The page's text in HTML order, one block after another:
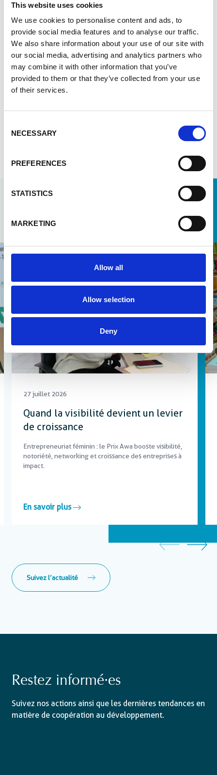
This website uses cookies
We use cookies to personalise content and ads, to
provide social media features and to analyse our traffic.
We also share information about your use of our site with
our social media, advertising and analytics partners who
may combine it with other information that you’ve
provided to them or that they’ve collected from your use
of their services.
Selection
NECESSARY
PREFERENCES
STATISTICS
MARKETING
Allow all
Allow selection
Deny
familiarisent avec l’IA dans l’enseignement et
que les expert·es de VIVES acquièrent une
compréhension approfondie du contexte local
et des défis liés au numérique. En août 2025,
des enseignant·es de VIVES se sont déjà
rendu·es en Ouganda et en Tanzanie pour
démarrer l’intégration de l’IA dans
l’enseignement.
Autres actualités et ressources
27 juillet 2026
Quand la visibilité devient un levier
de croissance
Entrepreneuriat féminin : le Prix Awa booste visibilité,
notoriété, networking et croissance des entreprises à
impact.
En savoir plus
Suivez l’actualité
Restez informé·es
Suivez nos actions ainsi que les dernières tendances en
matière de coopération au développement.